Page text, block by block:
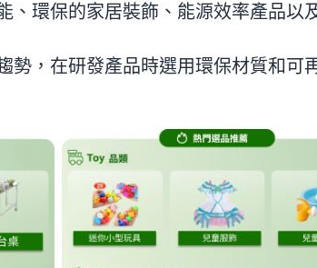
、環保的家居裝飾、能源效率產品以
勢，在研發產品時選用環保材質和可